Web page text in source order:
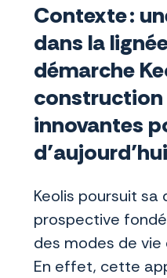
Contexte :
dans la
démarche
innovantes
Keolis poursuit sa
prospective
des modes de
En effet, cette